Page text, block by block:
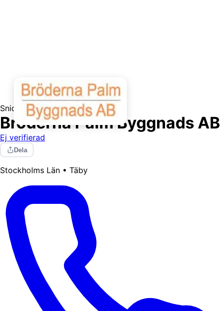
Snickare
Bröderna Palm Byggnads AB
Ej verifierad
Dela
Stockholms Län • Täby